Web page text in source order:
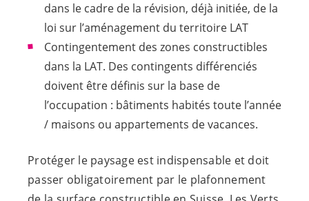
dans le cadre de la révision, déjà initiée, de la
loi sur l’aménagement du territoire LAT
Contingentement des zones constructibles
dans la LAT. Des contingents différenciés
doivent être définis sur la base de
l’occupation : bâtiments habités toute l’année
/ maisons ou appartements de vacances.
Protéger le paysage est indispensable et doit
passer obligatoirement par le plafonnement